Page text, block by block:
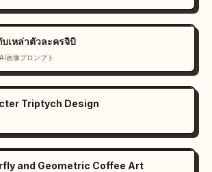
เหล่าตัวละครจิบิ
画像プロンプト
Triptych Design
and Geometric Coffee Art